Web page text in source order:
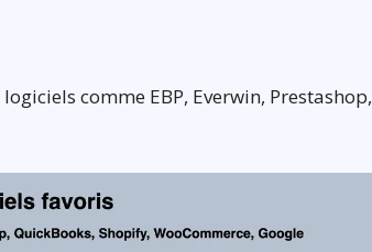
comme EBP, Everwin, Prestashop,